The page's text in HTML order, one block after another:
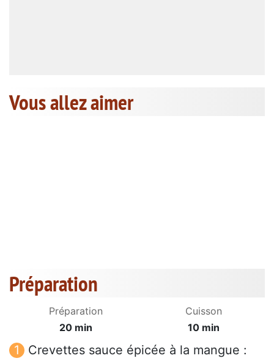
Vous allez aimer
Préparation
Préparation
20 min
Cuisson
10 min
Crevettes sauce épicée à la mangue :